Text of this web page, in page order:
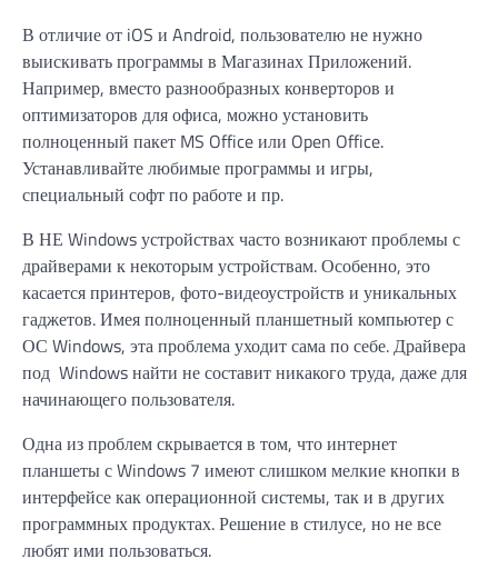
В отличие от iOS и Android, пользователю не нужно
выискивать программы в Магазинах Приложений.
Например, вместо разнообразных конверторов и
оптимизаторов для офиса, можно установить
полноценный пакет MS Office или Open Office.
Устанавливайте любимые программы и игры,
специальный софт по работе и пр.
В НЕ Windows устройствах часто возникают проблемы с
драйверами к некоторым устройствам. Особенно, это
касается принтеров, фото-видеоустройств и уникальных
гаджетов. Имея полноценный планшетный компьютер с
ОС Windows, эта проблема уходит сама по себе. Драйвера
под Windows найти не составит никакого труда, даже для
начинающего пользователя.
Одна из проблем скрывается в том, что интернет
планшеты с Windows 7 имеют слишком мелкие кнопки в
интерфейсе как операционной системы, так и в других
программных продуктах. Решение в стилусе, но не все
любят ими пользоваться.